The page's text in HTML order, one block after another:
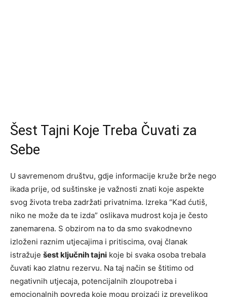
Šest Tajni Koje Treba Čuvati za
Sebe
U savremenom društvu, gdje informacije kruže brže nego
ikada prije, od suštinske je važnosti znati koje aspekte
svog života treba zadržati privatnima. Izreka “Kad ćutiš,
niko ne može da te izda” oslikava mudrost koja je često
zanemarena. S obzirom na to da smo svakodnevno
izloženi raznim utjecajima i pritiscima, ovaj članak
istražuje šest ključnih tajni koje bi svaka osoba trebala
čuvati kao zlatnu rezervu. Na taj način se štitimo od
negativnih utjecaja, potencijalnih zloupotreba i
emocionalnih povreda koje mogu proizaći iz prevelikog